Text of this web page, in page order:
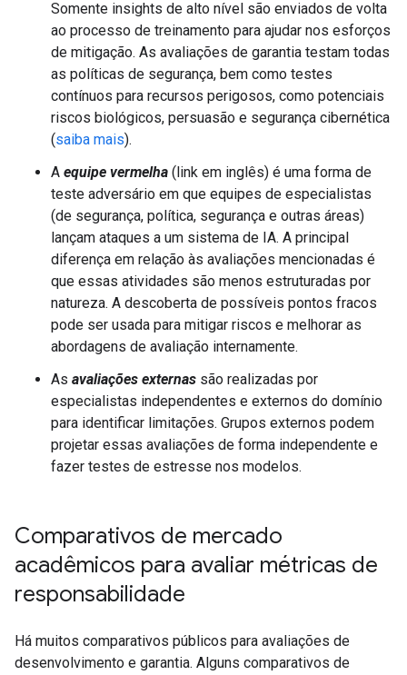
Somente insights de alto nível são enviados de volta
ao processo de treinamento para ajudar nos esforços
de mitigação. As avaliações de garantia testam todas
as políticas de segurança, bem como testes
contínuos para recursos perigosos, como potenciais
riscos biológicos, persuasão e segurança cibernética
(saiba mais).
A equipe vermelha (link em inglês) é uma forma de
teste adversário em que equipes de especialistas
(de segurança, política, segurança e outras áreas)
lançam ataques a um sistema de IA. A principal
diferença em relação às avaliações mencionadas é
que essas atividades são menos estruturadas por
natureza. A descoberta de possíveis pontos fracos
pode ser usada para mitigar riscos e melhorar as
abordagens de avaliação internamente.
As avaliações externas são realizadas por
especialistas independentes e externos do domínio
para identificar limitações. Grupos externos podem
projetar essas avaliações de forma independente e
fazer testes de estresse nos modelos.
Comparativos de mercado
acadêmicos para avaliar métricas de
responsabilidade
Há muitos comparativos públicos para avaliações de
desenvolvimento e garantia. Alguns comparativos de